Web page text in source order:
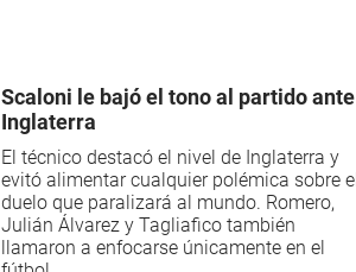
Scaloni le bajó el tono al partido ante
Inglaterra
El técnico destacó el nivel de Inglaterra y
evitó alimentar cualquier polémica sobre el
duelo que paralizará al mundo. Romero,
Julián Álvarez y Tagliafico también
llamaron a enfocarse únicamente en el